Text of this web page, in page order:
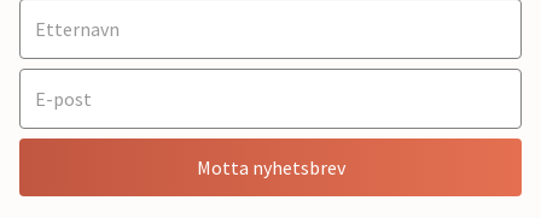
Motta nyhetsbrev